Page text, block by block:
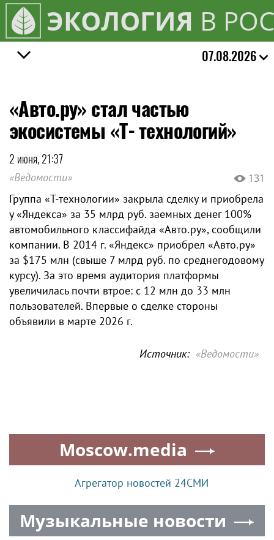
ЭКОЛОГИЯ В
07.08.2026
«Авто.ру» стал частью
экосистемы «Т‑технологий»
2 июня, 21:37
«Ведомости» 131
Группа «Т‑технологии» закрыла сделку и приобрела
у «Яндекса» за 35 млрд руб. заемных денег 100%
автомобильного классифайда «Авто.ру», сообщили
компании. В 2014 г. «Яндекс» приобрел «Авто.ру»
за $175 млн (свыше 7 млрд руб. по среднегодовому
курсу). За это время аудитория платформы
увеличилась почти втрое: с 12 млн до 33 млн
пользователей. Впервые о сделке стороны
объявили в марте 2026 г.
Источник: «Ведомости»
Moscow.media
Агрегатор новостей 24СМИ
Музыкальные новости